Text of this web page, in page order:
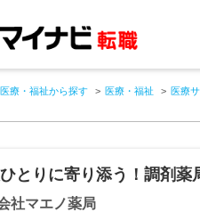
医療・福祉から探す 医療・福祉 医療
とりに寄り添う！調剤
社マエノ薬局